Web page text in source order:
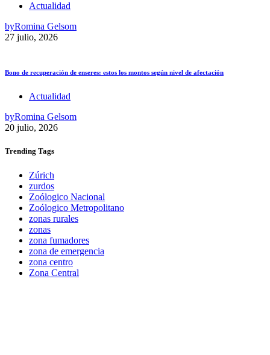
Actualidad
byRomina Gelsom
27 julio, 2026
Bono de recuperación de enseres: estos los montos según nivel de afectación
Actualidad
byRomina Gelsom
20 julio, 2026
Trending Tags
Zúrich
zurdos
Zoólogico Nacional
Zoólogico Metropolitano
zonas rurales
zonas
zona fumadores
zona de emergencia
zona centro
Zona Central